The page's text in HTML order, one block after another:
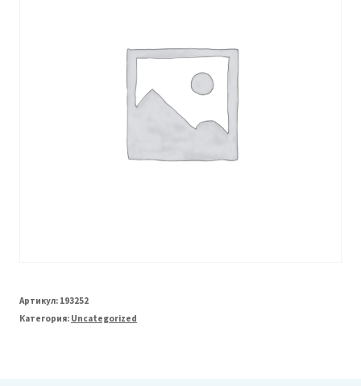
Артикул: 193252
Категория: Uncategorized